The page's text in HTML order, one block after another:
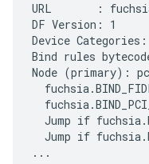
URL       :
DF Version: 1
Device
Bind rules
Node (primary):
Jump if
Jump if